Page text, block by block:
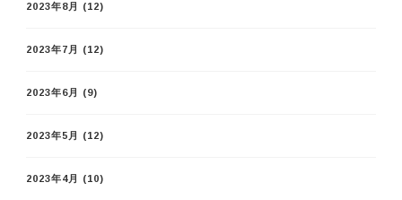
2023年8月 (12)
2023年7月 (12)
2023年6月 (9)
2023年5月 (12)
2023年4月 (10)